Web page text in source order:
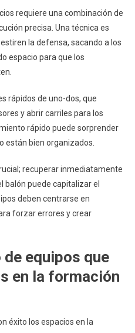
requiere una combinación de
precisa. Una técnica es
la defensa, sacando a los
espacio para que los
rápidos de uno-dos, que
y abrir carriles para los
rápido puede sorprender
están bien organizados.
recuperar inmediatamente
balón puede capitalizar el
deben centrarse en
forzar errores y crear
equipos que
en la formación
éxito los espacios en la